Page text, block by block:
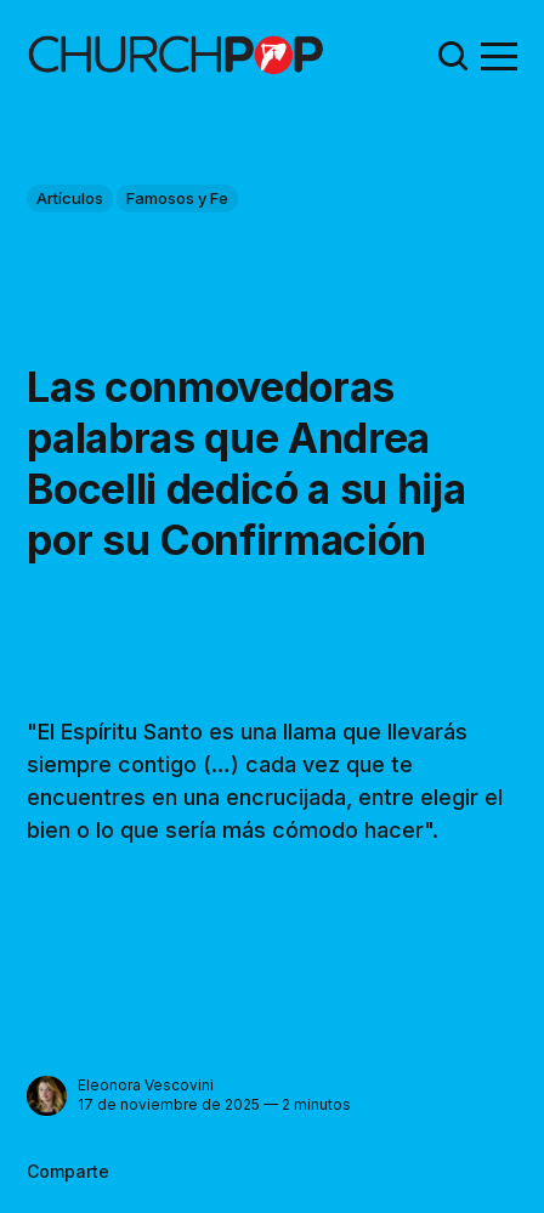
Artículos Famosos y Fe
Las conmovedoras
palabras que Andrea
Bocelli dedicó a su hija
por su Confirmación
"El Espíritu Santo es una llama que llevarás
siempre contigo (…) cada vez que te
encuentres en una encrucijada, entre elegir el
bien o lo que sería más cómodo hacer".
Eleonora Vescovini
17 de noviembre de 2025 — 2 minutos
Comparte